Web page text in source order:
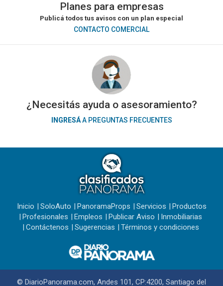
Planes para empresas
Publicá todos tus avisos con un plan especial
CONTACTO COMERCIAL
¿Necesitás ayuda o asesoramiento?
INGRESÁA PREGUNTAS FRECUENTES
Inicio SoloAuto PanoramaProps Servicios
Productos
Profesionales
Empleos Publicar Aviso
Inmobiliarias
Contáctenos
Sugerencias Términos y condiciones
© DiarioPanorama.com, Andes 101, CP:4200, Santiago del